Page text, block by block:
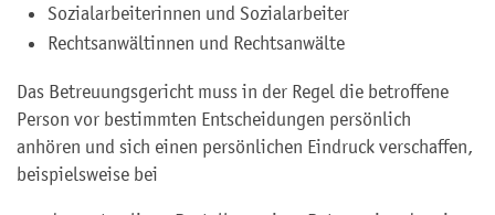
Sozialarbeiterinnen und Sozialarbeiter
Rechtsanwältinnen und Rechtsanwälte
Das Betreuungsgericht muss in der Regel die betroffene
Person vor bestimmten Entscheidungen persönlich
anhören und sich einen persönlichen Eindruck verschaffen,
beispielsweise bei